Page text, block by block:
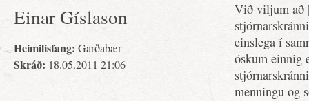
Einar Gíslason
Heimilisfang: Garðabær
Skráð: 18.05.2011 21:06
Við viljum að
einslega í
óskum einnig
menningu og